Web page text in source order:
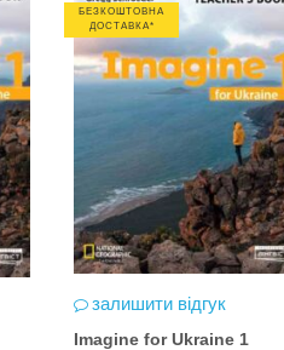
БЕЗКОШТОВНА
ДОСТАВКА*
залишити відгук
Imagine for Ukraine 1